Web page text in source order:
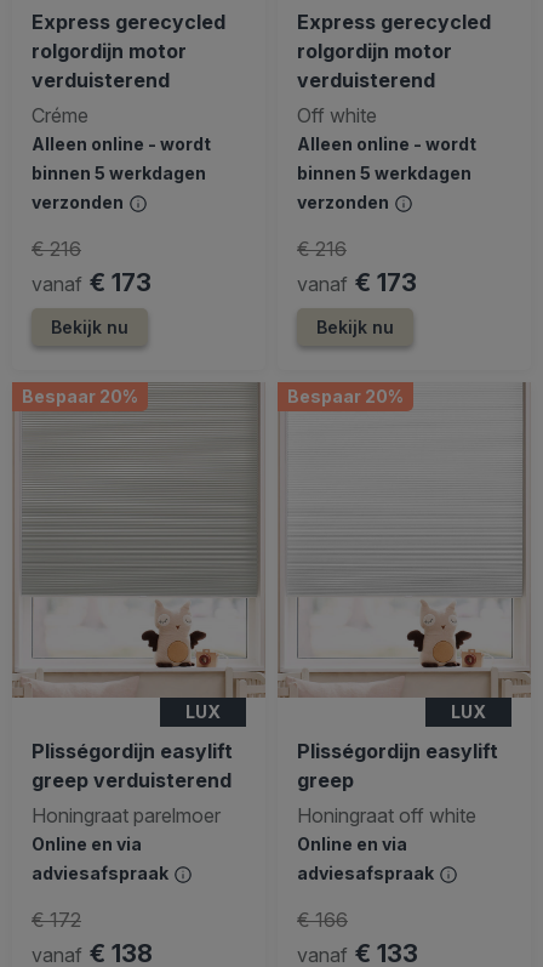
Express gerecycled
rolgordijn motor
verduisterend
Créme
Alleen online - wordt
binnen 5 werkdagen
verzonden
vanaf € 173
€ 216
Bekijk nu
Express gerecycled
rolgordijn motor
verduisterend
Off white
Alleen online - wordt
binnen 5 werkdagen
verzonden
vanaf € 173
€ 216
Bekijk nu
Bespaar 20%
LUX
Plisségordijn easylift
greep verduisterend
Honingraat parelmoer
Online en via
adviesafspraak
vanaf € 138
€ 172
Bespaar 20%
LUX
Plisségordijn easylift
greep
Honingraat off white
Online en via
adviesafspraak
vanaf € 133
€ 166